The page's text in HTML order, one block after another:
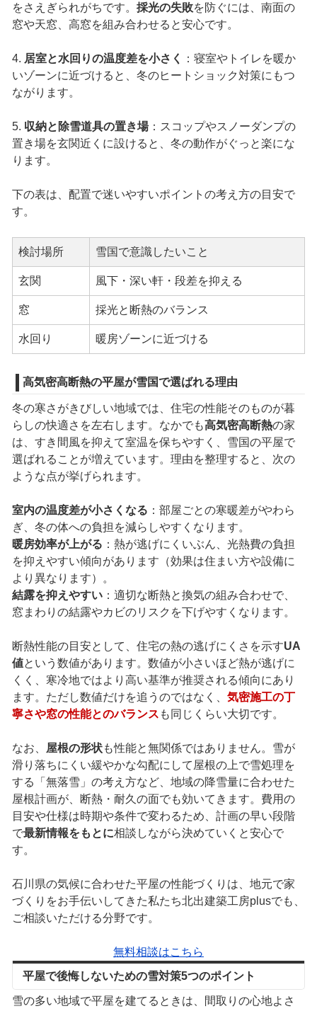
をさえぎられがちです。 採光の失敗を防ぐには、南面の
窓や天窓、高窓を組み合わせると安心です。
4. 居室と水回りの温度差を小さく
：寝室やトイレを暖か
いゾーンに近づけると、冬のヒートショック対策にもつ
ながります。
5. 収納と除雪道具の置き場：スコップやスノーダンプの
置き場を玄関近くに設けると、冬の動作がぐっと楽にな
ります。
下の表は、配置で迷いやすいポイントの考え方の目安で
す。
検討場所 雪国で意識したいこと
玄関 風下・深い軒・段差を抑える
窓 採光と断熱のバランス
水回り 暖房ゾーンに近づける
高気密高断熱の平屋が雪国で選ばれる理由
冬の寒さがきびしい地域では、住宅の性能そのものが暮
らしの快適さを左右します。なかでも高気密高断熱の家
は、すき間風を抑えて室温を保ちやすく、雪国の平屋で
選ばれることが増えています。理由を整理すると、次の
ような点が挙げられます。
室内の温度差が小さくなる ：部屋ごとの寒暖差がやわら
ぎ、冬の体への負担を減らしやすくなります。
暖房効率が上がる ：熱が逃げにくいぶん、光熱費の負担
を抑えやすい傾向があります（効果は住まい方や設備に
より異なります）。
結露を抑えやすい：適切な断熱と換気の組み合わせで、
窓まわりの結露やカビのリスクを下げやすくなります。
断熱性能の目安として、住宅の熱の逃げにくさを示すUA
値という数値があります。数値が小さいほど熱が逃げに
くく、寒冷地ではより高い基準が推奨される傾向にあり
ます。ただし数値だけを追うのではなく、 気密施工の丁
寧さや窓の性能とのバランス も同じくらい大切です。
なお、 屋根の形状も性能と無関係ではありません。雪が
滑り落ちにくい緩やかな勾配にして屋根の上で雪処理を
する「無落雪」の考え方など、地域の降雪量に合わせた
屋根計画が、断熱・耐久の面でも効いてきます。費用の
目安や仕様は時期や条件で変わるため、計画の早い段階
で最新情報をもとに相談しながら決めていくと安心で
す。
石川県の気候に合わせた平屋の性能づくりは、地元で家
づくりをお手伝いしてきた私たち北出建築工房plusでも、
ご相談いただける分野です。
無料相談はこちら
平屋で後悔しないための雪対策5つのポイント
雪の多い地域で平屋を建てるときは、間取りの心地よさ